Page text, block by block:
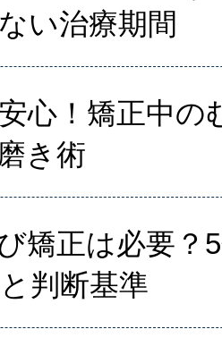
い治療期間
心！矯正中の
き術
矯正は必要？
判断基準